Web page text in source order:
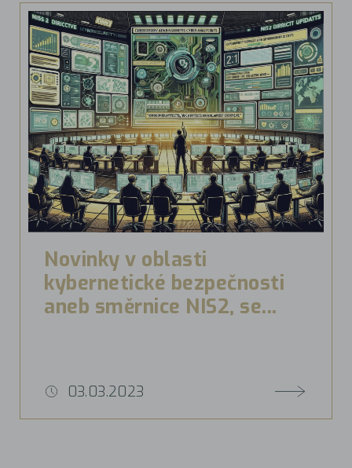
Novinky v oblasti
kybernetické bezpečnosti
aneb směrnice NIS2, se...
03.03.2023